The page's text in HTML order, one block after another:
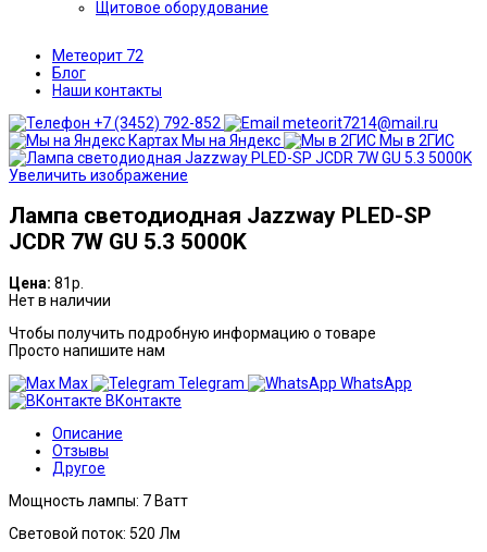
Щитовое оборудование
Метеорит 72
Блог
Наши контакты
+7 (3452) 792-852
meteorit7214@mail.ru
Мы на Яндекс
Мы в 2ГИС
Увеличить изображение
Лампа светодиодная Jazzway PLED-SP
JCDR 7W GU 5.3 5000K
Цена: 81р.
Нет в наличии
Чтобы получить подробную информацию о товаре
Просто напишите нам
Max
Telegram
WhatsApp
ВКонтакте
Описание
Отзывы
Другое
Мощность лампы: 7 Ватт
Световой поток: 520 Лм